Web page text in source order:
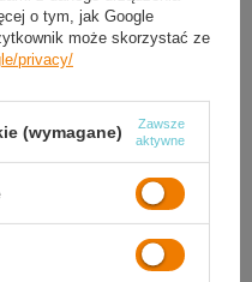
o tym, jak Google
może skorzystać ze
privacy/
(wymagane)
Zawsze
aktywne